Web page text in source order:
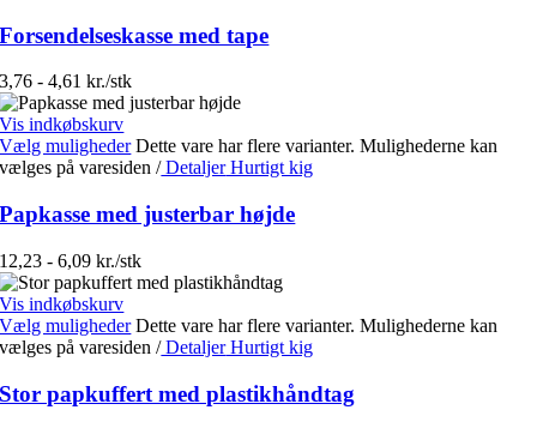
Forsendelseskasse med tape
3,76 - 4,61 kr./stk
Vis indkøbskurv
Vælg muligheder Dette vare har flere varianter. Mulighederne kan
vælges på varesiden/DetaljerHurtigt kig
Papkasse med justerbar højde
12,23 - 6,09 kr./stk
Vis indkøbskurv
Vælg muligheder Dette vare har flere varianter. Mulighederne kan
vælges på varesiden/DetaljerHurtigt kig
Stor papkuffert med plastikhåndtag